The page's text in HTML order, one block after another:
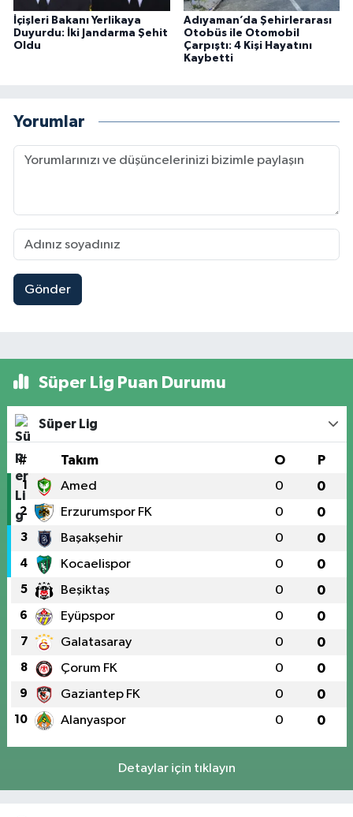
İçişleri Bakanı Yerlikaya
Duyurdu: İki Jandarma Şehit
Oldu
Adıyaman’da Şehirlerarası
Otobüs ile Otomobil
Çarpıştı: 4 Kişi Hayatını
Kaybetti
Yorumlar
Gönder
Süper Lig Puan Durumu
Süper Lig
# Takım O P
1 Amed 0 0
2 Erzurumspor FK 0 0
3 Başakşehir 0 0
4 Kocaelispor 0 0
5 Beşiktaş 0 0
6 Eyüpspor 0 0
7 Galatasaray 0 0
8 Çorum FK 0 0
9 Gaziantep FK 0 0
10 Alanyaspor 0 0
Detaylar için tıklayın